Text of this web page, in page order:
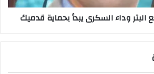
وداء السكرى يبدأ بحماية قدميك